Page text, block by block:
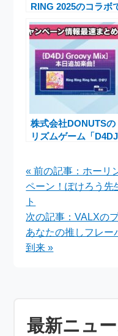
RING 2025のコラボ
ャンペーン実施決定
株式会社DONUTSの
リズムゲーム「D4DJ
feat. ひまり」を実
装！
« 前の記事：ホーリ
ペーン！ぽけろう先
ト
次の記事：VALXの
あなたの推しフレー
到来 »
最新ニュ